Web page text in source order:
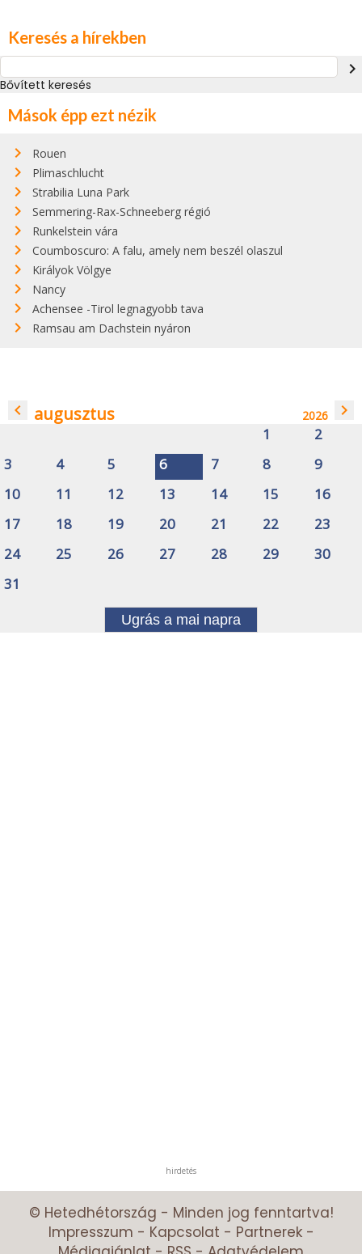
Keresés a hírekben
navigate_next
Bővített keresés
Mások épp ezt nézik
Rouen
Plimaschlucht
Strabilia Luna Park
Semmering-Rax-Schneeberg régió
Runkelstein vára
Coumboscuro: A falu, amely nem beszél olaszul
Királyok Völgye
Nancy
Achensee -Tirol legnagyobb tava
Ramsau am Dachstein nyáron
navigate_before augusztus 2026 navigate_next
1
2
3
4 5 6 7 8
9
10
11 12 13 14 15
16
17
18 19 20 21 22
23
24
25 26 27 28 29
30
31
Ugrás a mai napra
hirdetés
© Hetedhétország - Minden jog fenntartva!
Impresszum - Kapcsolat - Partnerek-